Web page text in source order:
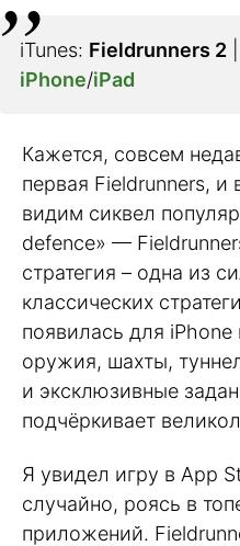
iTunes: Fieldrunners 2
iPhone/iPad
Кажется, совсем
первая Fieldrunners, и
видим сиквел
defence» —
стратегия – одна из
классических
появилась для
оружия, шахты,
и эксклюзивные
подчёркивает
Я увидел игру в App
случайно, роясь в
приложений.